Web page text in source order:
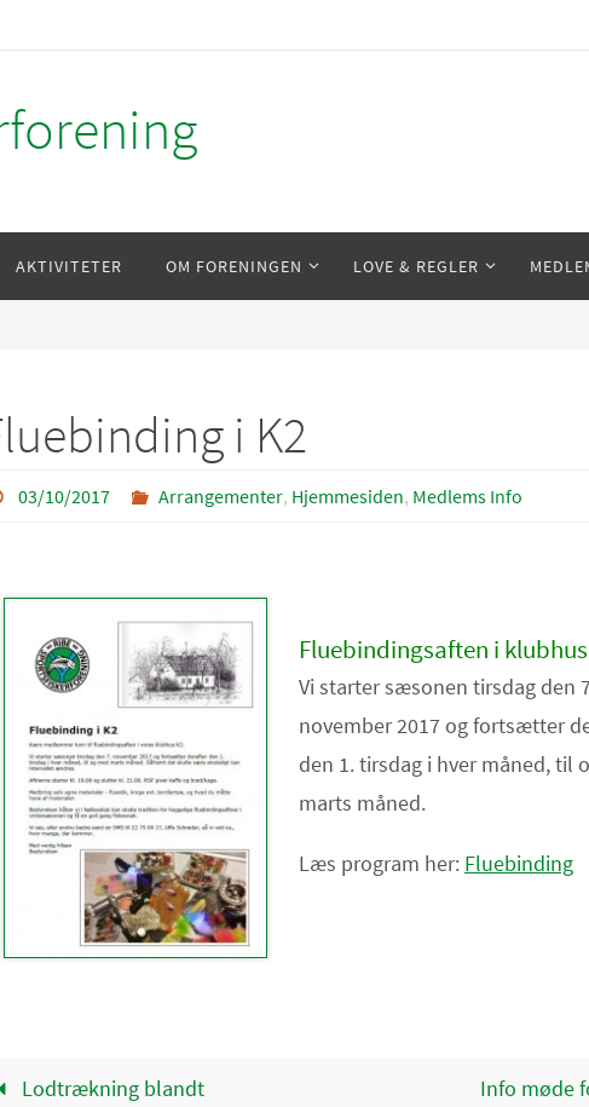
AKTIVITETER OM FORENINGEN LOVE & REGLER
i K2
03/10/2017 Arrangementer, Hjemmesiden, Medlems Info
Fluebindingsaften i
Vi starter sæsonen tirsdag den
november 2017 og fortsætter
den 1. tirsdag i hver måned, til
marts måned.
Læs program her: Fluebinding
Lodtrækning blandt
Info møde